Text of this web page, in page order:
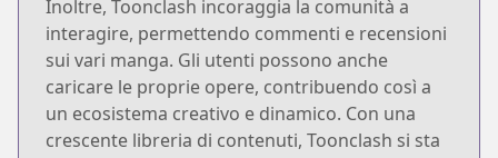
Inoltre, Toonclash incoraggia la comunità a
interagire, permettendo commenti e recensioni
sui vari manga. Gli utenti possono anche
caricare le proprie opere, contribuendo così a
un ecosistema creativo e dinamico. Con una
crescente libreria di contenuti, Toonclash si sta